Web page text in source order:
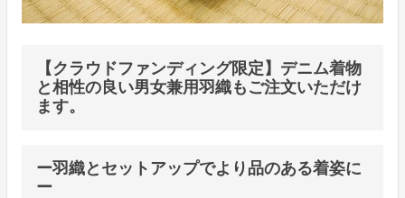
【クラウドファンディング限定】デニム着物
と相性の良い男女兼用羽織もご注文いただけ
ます。
ー羽織とセットアップでより品のある着姿に
ー